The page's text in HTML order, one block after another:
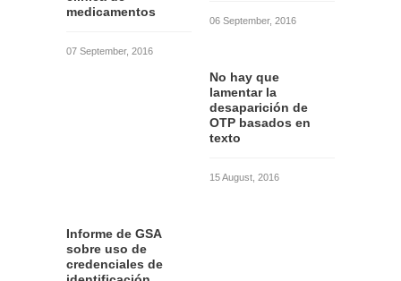
medicamentos
07 September, 2016
06 September, 2016
No hay que
lamentar la
desaparición de
OTP basados en
texto
15 August, 2016
Informe de GSA
sobre uso de
credenciales de